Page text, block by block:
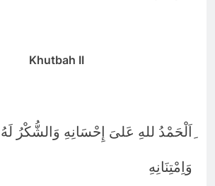
Khutbah II
ِاَلْحَمْدُ للهِ عَلىَ إِحْسَانِهِ وَالشُّكْرُ
وَاِمْتِنَانِهِ